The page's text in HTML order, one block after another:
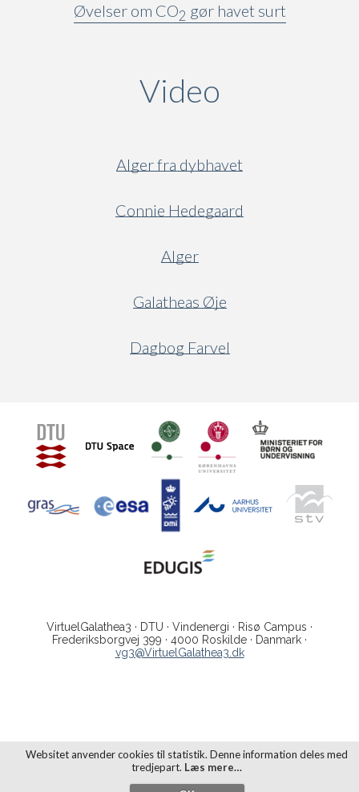
Websitet anvender cookies til statistik. Denne information deles med
tredjepart. Læs mere…
Øvelser om CO2 gør havet surt
Video
Alger fra dybhavet
Connie Hedegaard
Alger
Galatheas Øje
Dagbog Farvel
VirtuelGalathea3 · DTU · Vindenergi · Risø Campus ·
Frederiksborgvej 399 · 4000 Roskilde · Danmark ·
vg3@VirtuelGalathea3.dk